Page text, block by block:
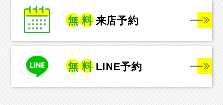
無 料 来店予約
無 料 LINE予約